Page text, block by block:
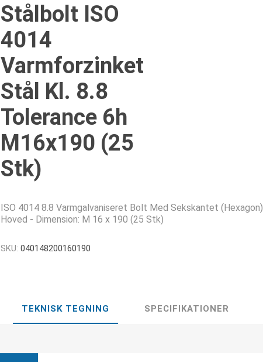
Stålbolt ISO
4014
Varmforzinket
Stål Kl. 8.8
Tolerance 6h
M16x190 (25
Stk)
ISO 4014 8.8 Varmgalvaniseret Bolt Med Sekskantet (Hexagon)
Hoved - Dimension: M 16 x 190 (25 Stk)
SKU: 040148200160190
TEKNISK TEGNING SPECIFIKATIONER